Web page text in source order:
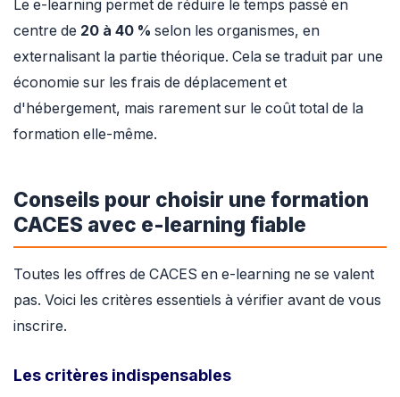
Le e-learning permet de réduire le temps passé en
centre de 20 à 40 % selon les organismes, en
externalisant la partie théorique. Cela se traduit par une
économie sur les frais de déplacement et
d'hébergement, mais rarement sur le coût total de la
formation elle-même.
Conseils pour choisir une formation
CACES avec e-learning fiable
Toutes les offres de CACES en e-learning ne se valent
pas. Voici les critères essentiels à vérifier avant de vous
inscrire.
Les critères indispensables